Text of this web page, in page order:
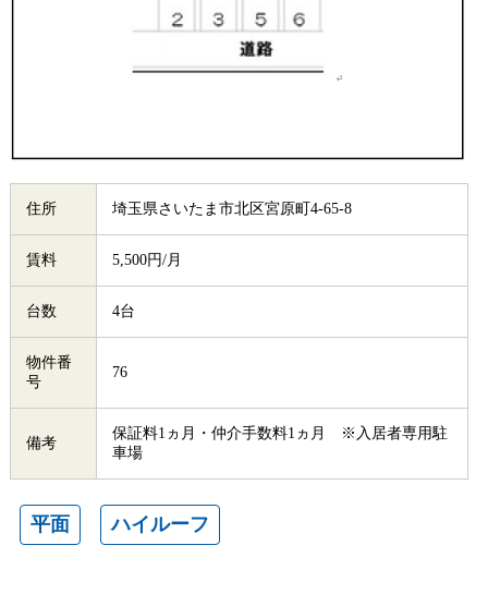
住所 埼玉県さいたま市北区宮原町4-65-8
賃料 5,500円/月
台数 4台
物件番
号
76
備考
保証料1ヵ月・仲介手数料1ヵ月 ※入居者専用駐
車場
平面 ハイルーフ